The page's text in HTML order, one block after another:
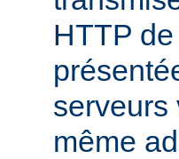
HTTP
serveurs
même